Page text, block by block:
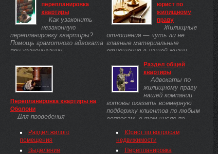
перепланировка
квартиры
Как узаконить
незаконную
перепланировку квартиры?
Помощь грамотного адвоката
при узаконивании
Перепланировка квартиры на
Оболони
Для проведения
нанять строителей. Договор
на работу с юридическим
лицом составит юрист.
Раздел жилого
помещения
Выделение
юрист по
жилищному
праву
Жилищные
отношения — чуть ли не
главные материальные
отношения в нашей жизни.
сфере жилищных отношений.
Раздел общей
квартиры
Адвокаты по
жилищному праву
нашей компании
готовы оказать всемерную
поддержку клиентов по любым
вопросам, в том числе по
Юрист по вопросам
недвижимости
Перепланировка